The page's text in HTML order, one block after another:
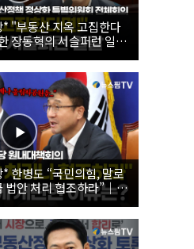
"부동산 지옥 고집한다
장동혁의 서슬퍼런 일갈
동산정책 정상화 특별
한병도 “국민의힘, 말로
안 처리 협조하라”｜
당 원내대책회의